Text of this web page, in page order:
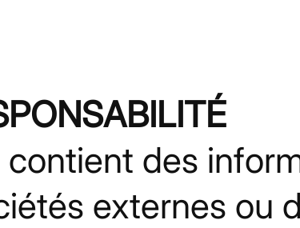
des
externes ou